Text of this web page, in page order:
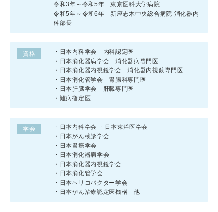
令和3年～令和5年 東京医科大学病院
令和5年～令和6年 新座志木中央総合病院 消化器内
科部長
資格
・日本内科学会 内科認定医
・日本消化器病学会 消化器病専門医
・日本消化器内視鏡学会 消化器内視鏡専門医
・日本消化管学会 胃腸科専門医
・日本肝臓学会 肝臓専門医
・難病指定医
学会
・日本内科学会 ・日本東洋医学会
・日本がん検診学会
・日本胃癌学会
・日本消化器病学会
・日本消化器内視鏡学会
・日本消化管学会
・日本ヘリコバクター学会
・日本がん治療認定医機構 他